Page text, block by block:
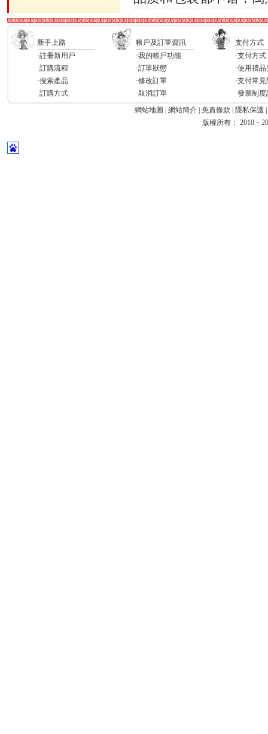
新手上路 帳戶及訂單資訊
支付方式
·註冊新用戶
·訂購流程
·搜索產品
·訂購方式
·我的帳戶功能
·訂單狀態
·修改訂單
·取消訂單
·支付方式
·使用禮品
·支付常
·發票制
網站地圖
網站簡介 免責條款 隱私保護
版權所有： 2010－